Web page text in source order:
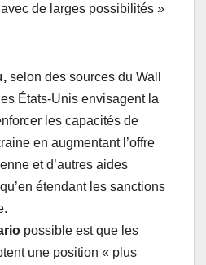
de larges possibilités »
selon des sources du Wall
États-Unis envisagent la
les capacités de
en augmentant l’offre
et d’autres aides
étendant les sanctions
possible est que les
une position « plus